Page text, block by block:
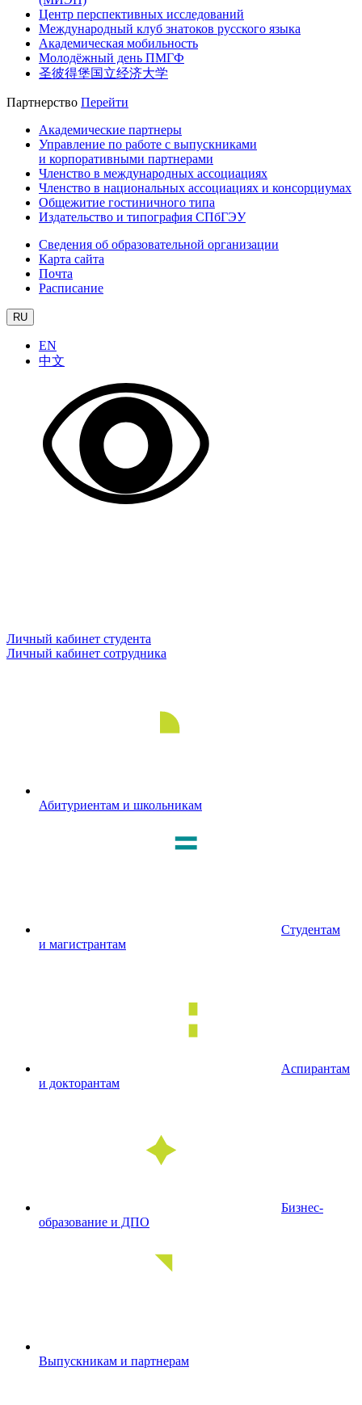
Центр перспективных исследований
Международный клуб знатоков русского языка
Академическая мобильность
Молодёжный день ПМГФ
圣彼得堡国立经济大学
Партнерство Перейти
Академические партнеры
Управление по работе с выпускниками
и корпоративными партнерами
Членство в международных ассоциациях
Членство в национальных ассоциациях и консорциумах
Общежитие гостиничного типа
Издательство и типография СПбГЭУ
Сведения об образовательной организации
Карта сайта
Почта
Расписание
RU
EN
中文
Личный кабинет студента
Личный кабинет сотрудника
Абитуриентам и школьникам
Студентам
и магистрантам
Аспирантам
и докторантам
Бизнес-
образование и ДПО
Выпускникам и партнерам